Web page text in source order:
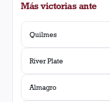
Más victorias ante
Quilmes
River Plate
Almagro